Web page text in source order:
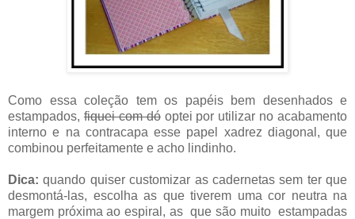
Como essa coleção tem os papéis bem desenhados e
estampados, fiquei com dóoptei por utilizar no acabamento
interno e na contracapa esse papel xadrez diagonal, que
combinou perfeitamente e acho lindinho.
Dica:quando quiser customizar as cadernetas sem ter que
desmontá-las, escolha as que tiverem uma cor neutra na
margem próxima ao espiral, as que são muito estampadas